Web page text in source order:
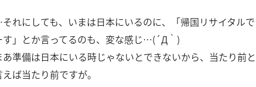
れにしても、いまは日本にいるのに、「帰国リサイタルで
す」とか言ってるのも、変な感じ…(´Д｀)
あ準備は日本にいる時じゃないとできないから、当たり前と
えば当たり前ですが。